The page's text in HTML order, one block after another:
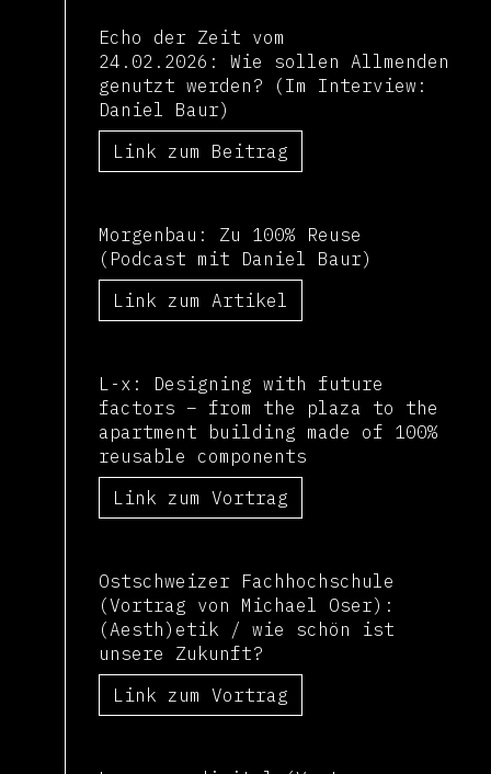
Echo der Zeit vom
24.02.2026: Wie sollen Allmenden
genutzt werden? (Im Interview:
Daniel Baur)
Link zum Beitrag
Morgenbau: Zu 100% Reuse
(Podcast mit Daniel Baur)
Link zum Artikel
L-x: Designing with future
factors – from the plaza to the
apartment building made of 100%
reusable components
Link zum Vortrag
Ostschweizer Fachhochschule
(Vortrag von Michael Oser):
(Aesth)etik / wie schön ist
unsere Zukunft?
Link zum Vortrag